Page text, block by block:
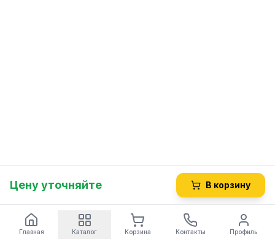
Цену уточняйте В корзину
Главная Каталог Корзина Контакты Профиль